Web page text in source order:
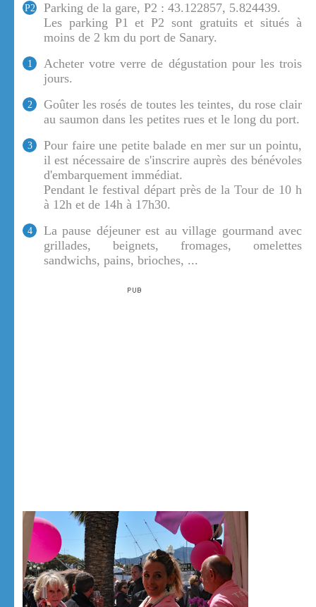
P2
Parking de la gare, P2 : 43.122857, 5.824439.
Les parking P1 et P2 sont gratuits et situés à
moins de 2 km du port de Sanary.
1
Acheter votre verre de dégustation pour les trois
jours.
2
Goûter les rosés de toutes les teintes, du rose clair
au saumon dans les petites rues et le long du port.
3
Pour faire une petite balade en mer sur un pointu,
il est nécessaire de s'inscrire auprès des bénévoles
d'embarquement immédiat.
Pendant le festival départ près de la Tour de 10 h
à 12h et de 14h à 17h30.
4
La pause déjeuner est au village gourmand avec
grillades, beignets, fromages, omelettes
sandwichs, pains, brioches, ...